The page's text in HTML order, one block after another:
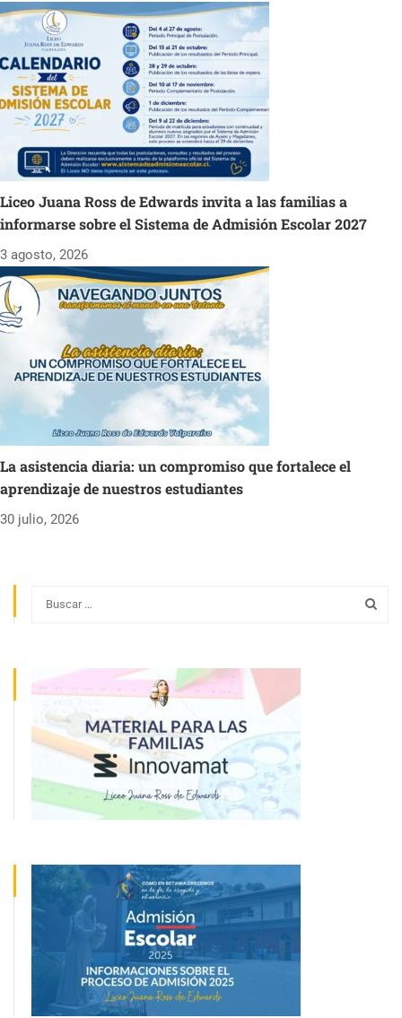
Liceo Juana Ross de Edwards invita a las familias a
informarse sobre el Sistema de Admisión Escolar 2027
3 agosto, 2026
La asistencia diaria: un compromiso que fortalece el
aprendizaje de nuestros estudiantes
30 julio, 2026